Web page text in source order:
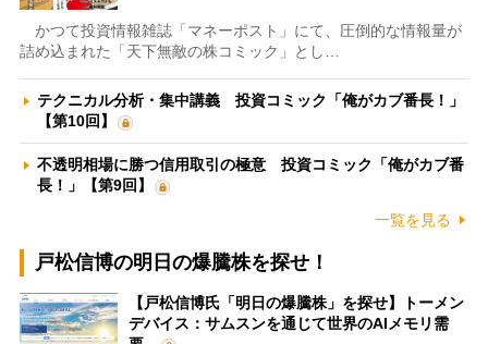
かつて投資情報雑誌「マネーポスト」にて、圧倒的な情報量が
詰め込まれた「天下無敵の株コミック」とし…
テクニカル分析・集中講義 投資コミック「俺がカブ番長！」
【第10回】
不透明相場に勝つ信用取引の極意 投資コミック「俺がカブ番
長！」【第9回】
一覧を見る
戸松信博の明日の爆騰株を探せ！
【戸松信博氏「明日の爆騰株」を探せ】トーメン
デバイス：サムスンを通じて世界のAIメモリ需